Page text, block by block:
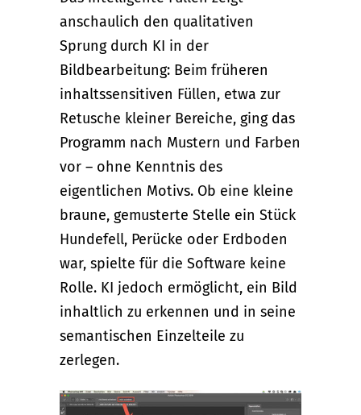
anschaulich den qualitativen
Sprung durch KI in der
Bildbearbeitung: Beim früheren
inhaltssensitiven Füllen, etwa zur
Retusche kleiner Bereiche, ging das
Programm nach Mustern und Farben
vor – ohne Kenntnis des
eigentlichen Motivs. Ob eine kleine
braune, gemusterte Stelle ein Stück
Hundefell, Perücke oder Erdboden
war, spielte für die Software keine
Rolle. KI jedoch ermöglicht, ein Bild
inhaltlich zu erkennen und in seine
semantischen Einzelteile zu
zerlegen.